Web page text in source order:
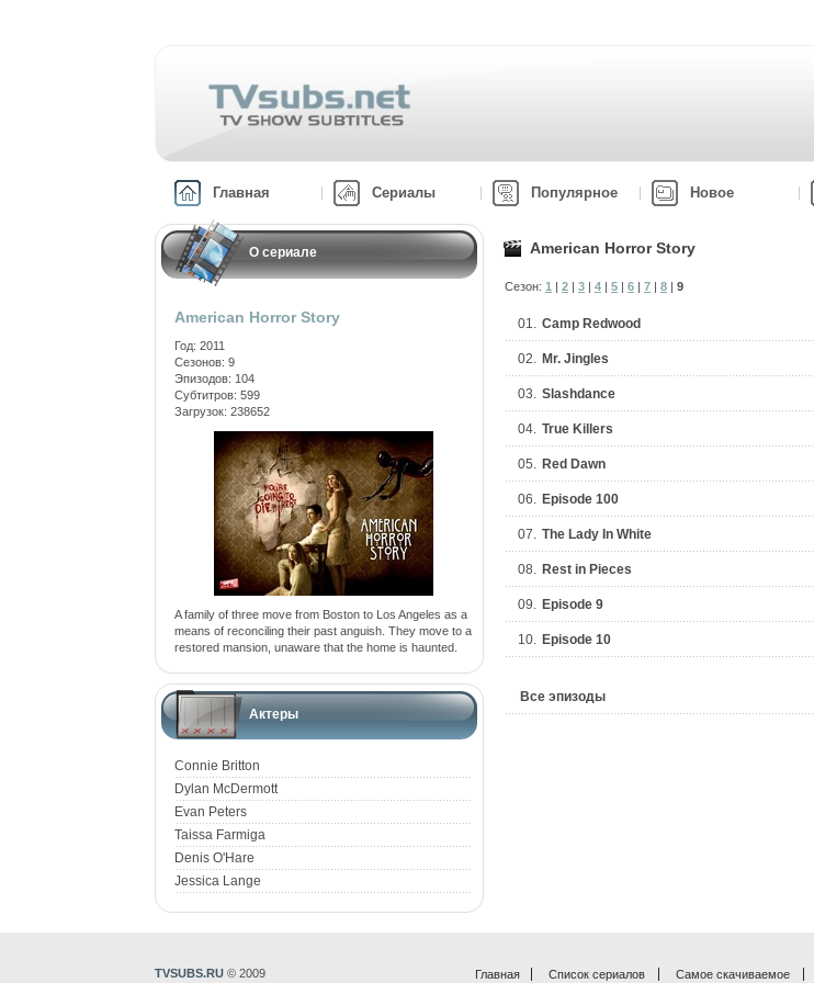
Главная Сериалы Популярное Новое
О сериале
American Horror Story
Год: 2011
Сезонов: 9
Эпизодов: 104
Субтитров: 599
Загрузок: 238652
A family of three move from Boston to Los Angeles as a
means of reconciling their past anguish. They move to a
restored mansion, unaware that the home is haunted.
Актеры
Connie Britton
Dylan McDermott
Evan Peters
Taissa Farmiga
Denis O'Hare
Jessica Lange
American Horror Story
Сезон: 1 | 2 | 3 | 4 | 5 | 6 | 7 | 8 | 9
01. Camp Redwood
02. Mr. Jingles
03. Slashdance
04. True Killers
05. Red Dawn
06. Episode 100
07. The Lady In White
08. Rest in Pieces
09. Episode 9
10. Episode 10
Все эпизоды
Главная Список сериалов Самое скачиваемое
TVSUBS.RU © 2009